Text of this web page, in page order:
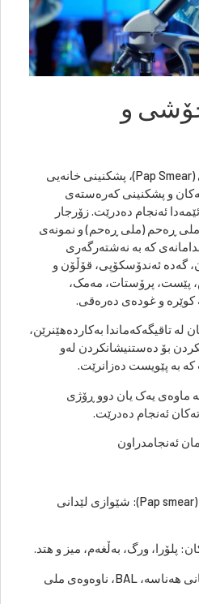
و
پشکنینی ملی ڕەحم و زێ (Pap Smear)، پشکنینی خانەیی
و پشکنینی کەرەستەی
ئەنجام دەدرێت. زۆرجار
ملی ڕەحم (ملی ڕەحم) و نمونەی
کە بە نەشتەرگەری
گەدە ئەندۆسکۆپی، قۆڵۆن و
پێست، پرۆستات، مەمک،
کوێرە و غودەی دەرەقی.
لە تاقیگەکەماندا بەکاردەهێنرێن،
بۆ دەستنیشانکردن لەو
کە بە پێویست دەزانرێت.
ماوەی یەک یان دوو ڕۆژی
ئەنجام دەدرێت.
ئەنجامدراون
– لێدانی ملی ڕەحم و زێ (Pap smear): شێوازی لێدانی
پلۆرا، ورگ، بەڵغەم، میز و هتد.
– فڵچە (بە فڵچە): بۆرییەکانی هەناسە، BAL، ناوەوەی ملی